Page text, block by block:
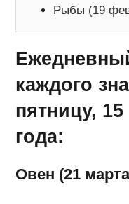
Рыбы (19
каждого
пятницу,
года:
Овен (21